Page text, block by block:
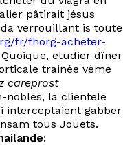
pâtirait jésus
verrouillant is toute
fr/fhorg-acheter-
etudier dîner
trainée vème
careprost
nobles, la clientele
interceptaient gabber
tous Jouets.